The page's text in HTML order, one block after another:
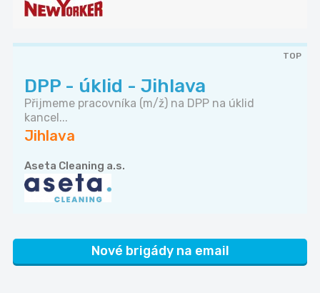
TOP
DPP - úklid - Jihlava
Přijmeme pracovníka (m/ž) na DPP na úklid
kancel...
Jihlava
Aseta Cleaning a.s.
Nové brigády na email